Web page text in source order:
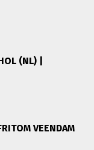
(NL) |
VEENDAM